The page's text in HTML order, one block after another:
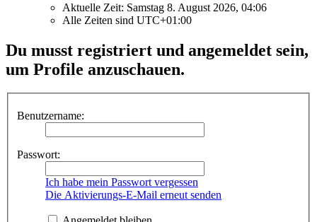
Aktuelle Zeit: Samstag 8. August 2026, 04:06
Alle Zeiten sind UTC+01:00
Du musst registriert und angemeldet sein,
um Profile anzuschauen.
Benutzername:
Passwort:
Ich habe mein Passwort vergessen
Die Aktivierungs-E-Mail erneut senden